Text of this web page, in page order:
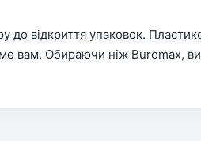
до відкриття упаковок.
вам. Обираючи ніж Buromax,